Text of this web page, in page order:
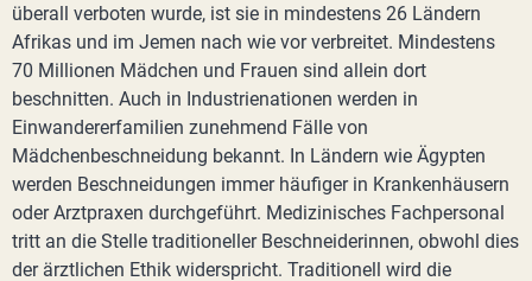
überall verboten wurde, ist sie in mindestens 26 Ländern
Afrikas und im Jemen nach wie vor verbreitet. Mindestens
70 Millionen Mädchen und Frauen sind allein dort
beschnitten. Auch in Industrienationen werden in
Einwandererfamilien zunehmend Fälle von
Mädchenbeschneidung bekannt. In Ländern wie Ägypten
werden Beschneidungen immer häufiger in Krankenhäusern
oder Arztpraxen durchgeführt. Medizinisches Fachpersonal
tritt an die Stelle traditioneller Beschneiderinnen, obwohl dies
der ärztlichen Ethik widerspricht. Traditionell wird die